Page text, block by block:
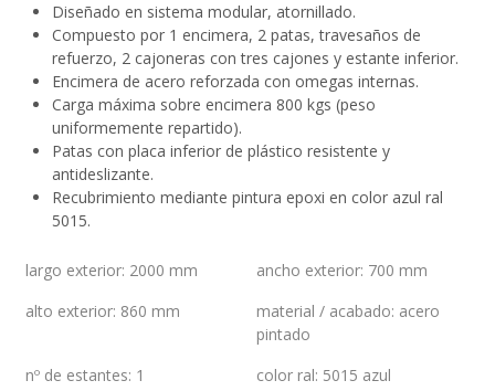
Diseñado en sistema modular, atornillado.
Compuesto por 1 encimera, 2 patas, travesaños de
refuerzo, 2 cajoneras con tres cajones y estante inferior.
Encimera de acero reforzada con omegas internas.
Carga máxima sobre encimera 800 kgs (peso
uniformemente repartido).
Patas con placa inferior de plástico resistente y
antideslizante.
Recubrimiento mediante pintura epoxi en color azul ral
5015.
largo exterior: 2000 mm ancho exterior: 700 mm
alto exterior: 860 mm material / acabado: acero
pintado
nº de estantes: 1 color ral: 5015 azul